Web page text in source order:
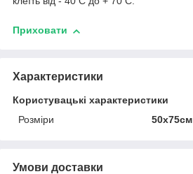
Приховати
Характеристики
Користувацькі характеристики
Розміри
50х75см
Умови доставки